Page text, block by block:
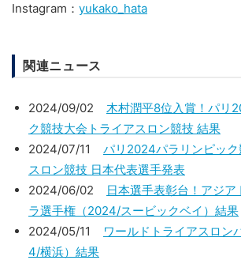
Instagram： yukako_hata
関連ニュース
2024/09/02
木村潤平8位入賞！パリ
ク競技大会トライアスロン競技 結果
2024/07/11
パリ2024パラリンピッ
スロン競技 日本代表選手発表
2024/06/02
日本選手表彰台！アジ
ラ選手権（2024/スービックベイ）結果
2024/05/11
ワールドトライアスロン
4/横浜）結果